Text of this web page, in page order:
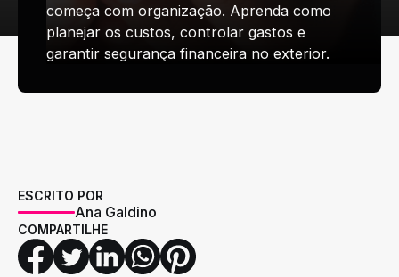
começa com organização. Aprenda como
planejar os custos, controlar gastos e
garantir segurança financeira no exterior.
ESCRITO POR
Ana Galdino
COMPARTILHE